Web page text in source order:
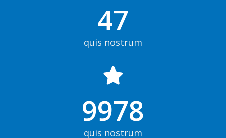
47
quis nostrum
9978
quis nostrum